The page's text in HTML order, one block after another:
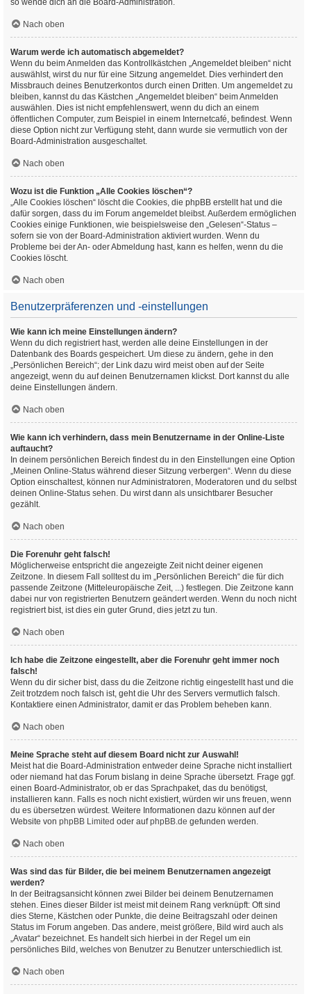
so wende dich an die Board-Administration.
Nach oben
Warum werde ich automatisch abgemeldet?
Wenn du beim Anmelden das Kontrollkästchen „Angemeldet bleiben“ nicht
auswählst, wirst du nur für eine Sitzung angemeldet. Dies verhindert den
Missbrauch deines Benutzerkontos durch einen Dritten. Um angemeldet zu
bleiben, kannst du das Kästchen „Angemeldet bleiben“ beim Anmelden
auswählen. Dies ist nicht empfehlenswert, wenn du dich an einem
öffentlichen Computer, zum Beispiel in einem Internetcafé, befindest. Wenn
diese Option nicht zur Verfügung steht, dann wurde sie vermutlich von der
Board-Administration ausgeschaltet.
Nach oben
Wozu ist die Funktion „Alle Cookies löschen“?
„Alle Cookies löschen“ löscht die Cookies, die phpBB erstellt hat und die
dafür sorgen, dass du im Forum angemeldet bleibst. Außerdem ermöglichen
Cookies einige Funktionen, wie beispielsweise den „Gelesen“-Status –
sofern sie von der Board-Administration aktiviert wurden. Wenn du
Probleme bei der An- oder Abmeldung hast, kann es helfen, wenn du die
Cookies löscht.
Nach oben
Benutzerpräferenzen und -einstellungen
Wie kann ich meine Einstellungen ändern?
Wenn du dich registriert hast, werden alle deine Einstellungen in der
Datenbank des Boards gespeichert. Um diese zu ändern, gehe in den
„Persönlichen Bereich“; der Link dazu wird meist oben auf der Seite
angezeigt, wenn du auf deinen Benutzernamen klickst. Dort kannst du alle
deine Einstellungen ändern.
Nach oben
Wie kann ich verhindern, dass mein Benutzername in der Online-Liste
auftaucht?
In deinem persönlichen Bereich findest du in den Einstellungen eine Option
„Meinen Online-Status während dieser Sitzung verbergen“. Wenn du diese
Option einschaltest, können nur Administratoren, Moderatoren und du selbst
deinen Online-Status sehen. Du wirst dann als unsichtbarer Besucher
gezählt.
Nach oben
Die Forenuhr geht falsch!
Möglicherweise entspricht die angezeigte Zeit nicht deiner eigenen
Zeitzone. In diesem Fall solltest du im „Persönlichen Bereich“ die für dich
passende Zeitzone (Mitteleuropäische Zeit, ...) festlegen. Die Zeitzone kann
dabei nur von registrierten Benutzern geändert werden. Wenn du noch nicht
registriert bist, ist dies ein guter Grund, dies jetzt zu tun.
Nach oben
Ich habe die Zeitzone eingestellt, aber die Forenuhr geht immer noch
falsch!
Wenn du dir sicher bist, dass du die Zeitzone richtig eingestellt hast und die
Zeit trotzdem noch falsch ist, geht die Uhr des Servers vermutlich falsch.
Kontaktiere einen Administrator, damit er das Problem beheben kann.
Nach oben
Meine Sprache steht auf diesem Board nicht zur Auswahl!
Meist hat die Board-Administration entweder deine Sprache nicht installiert
oder niemand hat das Forum bislang in deine Sprache übersetzt. Frage ggf.
einen Board-Administrator, ob er das Sprachpaket, das du benötigst,
installieren kann. Falls es noch nicht existiert, würden wir uns freuen, wenn
du es übersetzen würdest. Weitere Informationen dazu können auf der
Website von phpBB Limited oder aufphpBB.de gefunden werden.
Nach oben
Was sind das für Bilder, die bei meinem Benutzernamen angezeigt
werden?
In der Beitragsansicht können zwei Bilder bei deinem Benutzernamen
stehen. Eines dieser Bilder ist meist mit deinem Rang verknüpft: Oft sind
dies Sterne, Kästchen oder Punkte, die deine Beitragszahl oder deinen
Status im Forum angeben. Das andere, meist größere, Bild wird auch als
„Avatar“ bezeichnet. Es handelt sich hierbei in der Regel um ein
persönliches Bild, welches von Benutzer zu Benutzer unterschiedlich ist.
Nach oben